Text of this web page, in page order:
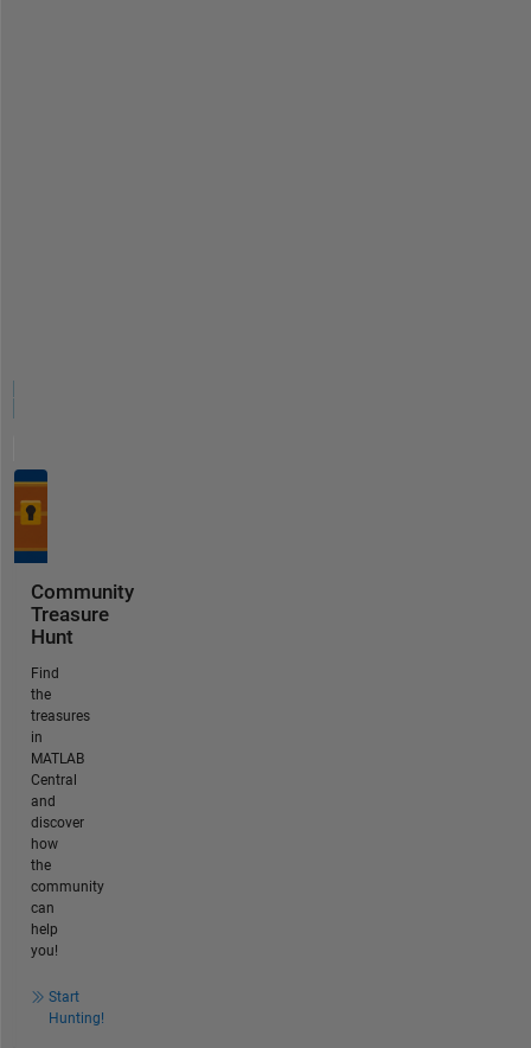
Community
Treasure
Hunt
Find
the
treasures
in
MATLAB
Central
and
discover
how
the
community
can
help
you!
Start
Hunting!